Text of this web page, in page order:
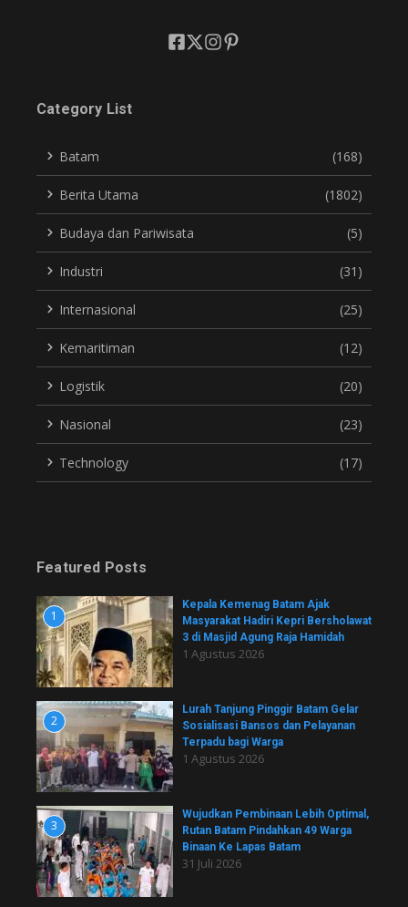
Category List
Batam (168)
Berita Utama (1802)
Budaya dan Pariwisata (5)
Industri (31)
Internasional (25)
Kemaritiman (12)
Logistik (20)
Nasional (23)
Technology (17)
Featured Posts
1
Kepala Kemenag Batam Ajak
Masyarakat Hadiri Kepri Bersholawat
3 di Masjid Agung Raja Hamidah
1 Agustus 2026
2
Lurah Tanjung Pinggir Batam Gelar
Sosialisasi Bansos dan Pelayanan
Terpadu bagi Warga
1 Agustus 2026
3
Wujudkan Pembinaan Lebih Optimal,
Rutan Batam Pindahkan 49 Warga
Binaan Ke Lapas Batam
31 Juli 2026